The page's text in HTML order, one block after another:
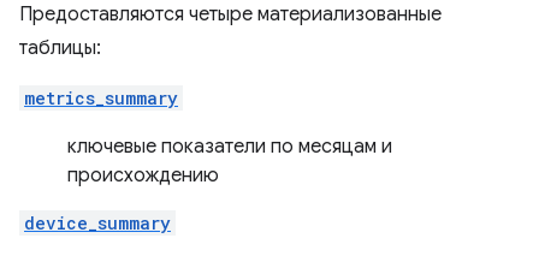
Предоставляются четыре материализованные
таблицы:
metrics_summary
ключевые показатели по месяцам и
происхождению
device_summary